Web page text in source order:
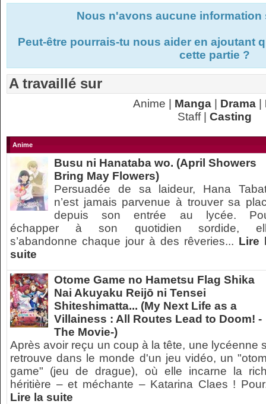
Nous n'avons aucune
Peut-être pourrais-tu nous aider en ajoutant
cette partie ?
A travaillé sur
Anime | Manga| Drama|
Staff | Casting
Anime
Busu ni Hanataba wo. (April Showers
Bring May Flowers)
Persuadée de sa laideur, Hana
n’est jamais parvenue à trouver sa
depuis son entrée au lycée.
échapper à son quotidien sordide,
s’abandonne chaque jour à des rêveries... Lire
suite
Otome Game no Hametsu Flag Shika
Nai Akuyaku Reijō ni Tensei
Shiteshimatta... (My Next Life as a
Villainess : All Routes Lead to Doom! -
The Movie-)
Après avoir reçu un coup à la tête, une lycéenne
retrouve dans le monde d'un jeu vidéo, un
game" (jeu de drague), où elle incarne la
héritière – et méchante – Katarina Claes !
Lire la suite